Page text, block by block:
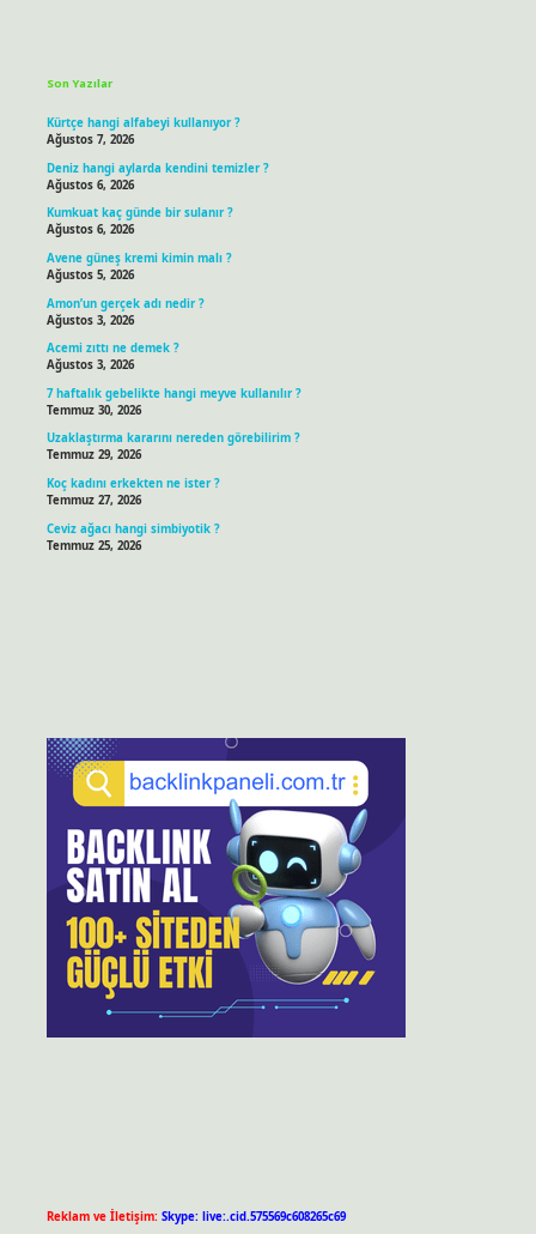
Son Yazılar
Kürtçe hangi alfabeyi kullanıyor ?
Ağustos 7, 2026
Deniz hangi aylarda kendini temizler ?
Ağustos 6, 2026
Kumkuat kaç günde bir sulanır ?
Ağustos 6, 2026
Avene güneş kremi kimin malı ?
Ağustos 5, 2026
Amon’un gerçek adı nedir ?
Ağustos 3, 2026
Acemi zıttı ne demek ?
Ağustos 3, 2026
7 haftalık gebelikte hangi meyve kullanılır ?
Temmuz 30, 2026
Uzaklaştırma kararını nereden görebilirim ?
Temmuz 29, 2026
Koç kadını erkekten ne ister ?
Temmuz 27, 2026
Ceviz ağacı hangi simbiyotik ?
Temmuz 25, 2026
Reklam ve İletişim: Skype: live:.cid.575569c608265c69